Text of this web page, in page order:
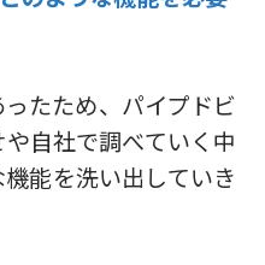
たため、パイプドビ
自社で調べていく中
能を洗い出していき